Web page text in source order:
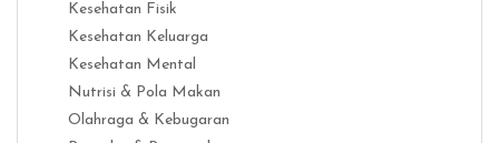
Kesehatan Fisik
Kesehatan Keluarga
Kesehatan Mental
Nutrisi & Pola Makan
Olahraga & Kebugaran